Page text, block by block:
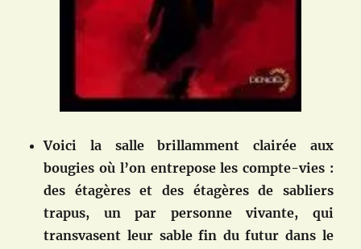
Voici la salle brillamment clairée aux
bougies où l’on entrepose les compte-vies :
des étagères et des étagères de sabliers
trapus, un par personne vivante, qui
transvasent leur sable fin du futur dans le